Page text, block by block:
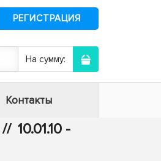
РЕГИСТРАЦИЯ
На сумму:
Контакты
// 10.01.10 -